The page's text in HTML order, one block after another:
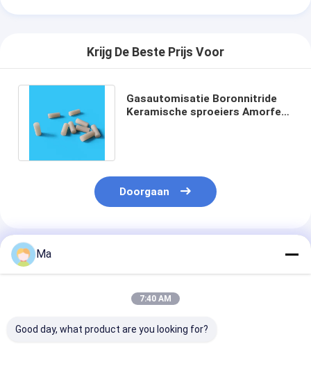
Krijg De Beste Prijs Voor
Gasautomisatie Boronnitride
Keramische sproeiers Amorfe
Doorgaan
Geadviseerde Producten
Ma
7:40 AM
Good day, what product are you looking for?